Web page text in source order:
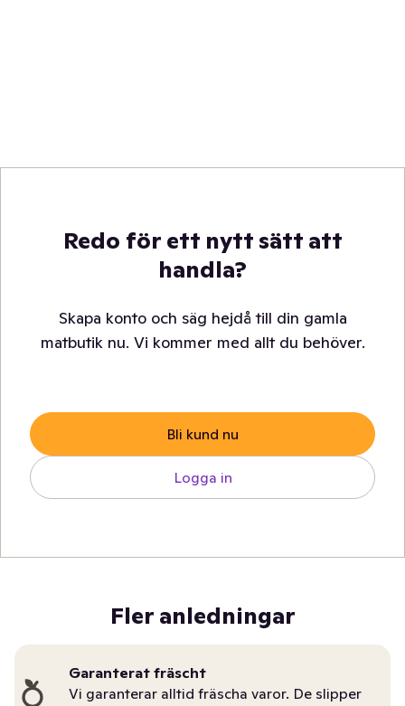
Redo för ett nytt sätt att
handla?
Skapa konto och säg hejdå till din gamla
matbutik nu. Vi kommer med allt du behöver.
Bli kund nu
Logga in
Fler anledningar
Garanterat fräscht
Vi garanterar alltid fräscha varor. De slipper